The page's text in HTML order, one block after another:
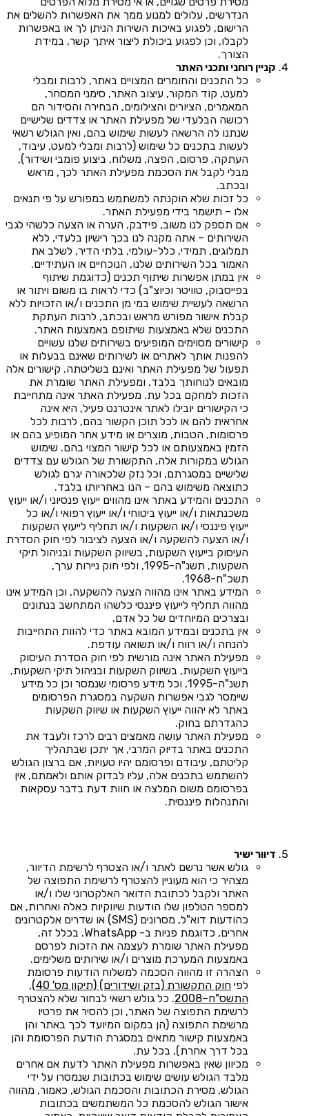
הנדרשים, עלולים למנוע ממך את האפשרות להשלים את
הרישום, לפגוע באיכות השירות הניתן לך או באפשרות
לקבלו, וכן לפגוע ביכולת ליצור איתך קשר, במידת
הצורך.
קניין רוחני ותכני האתר
כל התכנים והחומרים המצויים באתר, לרבות ומבלי
למעט, קוד המקור, עיצוב האתר, סימני המסחר,
המאמרים, הציורים והצילומים, הבחירה והסידור הם
רכושה הבלעדי של מפעילת האתר או צדדים שלישיים
שנתנו לה הרשאה לעשות שימוש בהם, ואין הגולש רשאי
לעשות בתכנים כל שימוש (לרבות ומבלי למעט, עיבוד,
העתקה, פרסום, הפצה, משלוח, ביצוע פומבי ושידור),
מבלי לקבל את הסכמת מפעילת האתר לכך, מראש
ובכתב.
כל זכות שלא הוקנתה למשתמש במפורש על פי תנאים
אלו – תישמר בידי מפעילת האתר.
אם תספק לנו משוב, פידבק, הערה או הצעה כלשהי לגבי
השירותים – אתה מקנה לנו בכך רישיון בלעדי, ללא
תמלוגים, תמידי, כלל-עולמי, בלתי הדיר, לשלב את
האמור בכל השירותים שלנו, הנוכחיים או העתידיים.
אין במתן אפשרות שיתוף תכנים (כדוגמת שיתוף
בפייסבוק, טוויטר וכיוצ"ב) כדי לראות בו משום ויתור או
הרשאה לעשיית שימוש במי מן התכנים ו/או הזכויות ללא
קבלת אישור מפורש מראש ובכתב, לרבות העתקת
התכנים שלא באמצעות שיתופם באמצעות האתר.
קישורים מסוימים המופיעים בשירותים שלנו עשויים
להפנות אותך לאתרים או לשירותים שאינם בבעלות או
תפעול של מפעילת האתר ואינם בשליטתה. קישורים אלה
מובאים לנוחותך בלבד, ומפעילת האתר שומרת את
הזכות למחקם בכל עת. מפעילת האתר אינה מתחייבת
כי הקישורים יובילו לאתר אינטרנט פעיל, היא אינה
אחראית להם או לכל תוכן הקשור בהם, לרבות לכל
פרסומות, הטבות, מוצרים או מידע אחר המופיע בהם או
הזמין באמצעותם או לכל קישור המצוי בהם. שימוש
הגולש במקורות אלה, התקשורת של הגולש עם צדדים
שלישיים במסגרתם, וכל נזק שלכאורה יגרם לגולש
כתוצאה משימוש בהם – הנו באחריותו בלבד.
התכנים והמידע באתר אינו מהווים ייעוץ פנסיוני ו/או ייעוץ
משכנתאות ו/או ייעוץ ביטוחי ו/או ייעוץ רפואי ו/או כל
ייעוץ פיננסי ו/או השקעות ו/או תחליף לייעוץ השקעות
ו/או הצעה להשקעה ו/או הצעה לציבור לפי חוק הסדרת
העיסוק בייעוץ השקעות, בשיווק השקעות ובניהול תיקי
השקעות, תשנ"ה-1995, ולפי חוק ניירות ערך,
תשכ"ח-1968.
המידע באתר אינו מהווה הצעה להשקעה, וכן המידע אינו
מהווה תחליף לייעוץ פיננסי כלשהו המתחשב בנתונים
ובצרכים המיוחדים של כל אדם.
אין בתכנים ובמידע המובא באתר כדי להוות התחייבות
להנחה ו/או רווח ו/או תשואה עודפת.
מפעילת האתר אינה מורשית לפי חוק הסדרת העיסוק
בייעוץ השקעות, בשיווק השקעות ובניהול תיקי השקעות,
תשנ"ה-1995, וכל מידע פרסומי שנמסר וכן כל מידע
שיימסר לגבי אפשרות השקעה במסגרת הפרסומים
באתר לא יהווה ייעוץ השקעות או שיווק השקעות
כהגדרתם בחוק.
מפעילת האתר עושה מאמצים רבים לרכז ולעבד את
התכנים באתר בדיוק המרבי, אך יתכן שבתהליך
קליטתם, עיבודם ופרסומם יהיו טעויות, אם ברצון הגולש
להשתמש בתכנים אלה, עליו לבדוק אותם ולאמתם, אין
בפרסומם משום המלצה או חוות דעת בדבר עסקאות
והתנהלות פיננסית.
דיוור ישיר
גולש אשר נרשם לאתר ו/או הצטרף לרשימת הדיוור,
מצהיר כי הוא מעוניין להצטרף לרשימת התפוצה של
האתר ולקבל לכתובת הדואר האלקטרוני שלו ו/או
למספר הטלפון שלו הודעות שיווקיות כאלה ואחרות, אם
כהודעות דוא"ל, מסרונים (SMS) או שדרים אלקטרונים
אחרים, כדוגמת פניות ב- WhatsApp. בכלל זה,
מפעילת האתר שומרת לעצמה את הזכות לפרסם
באמצעות המערכת מוצרים ו/או שירותים משלימים.
הצהרה זו מהווה הסכמה למשלוח הודעות פרסומת
לפי
חוק התקשורת (בזק ושידורים) (תיקון מס' 40),
התשס"ח–2008
. כל גולש רשאי לבחור שלא להצטרף
לרשימת התפוצה של האתר, וכן להסיר את פרטיו
מרשימת התפוצה (הן במקום המיועד לכך באתר והן
באמצעות קישור מתאים במסגרת הודעת הפרסומת והן
בכל דרך אחרת), בכל עת.
מכיוון שאין באפשרות מפעילת האתר לדעת אם אחרים
מלבד הגולש עושים שימוש בכתובות שנמסרו על ידי
הגולש, מסירת הכתובות והסכמת הגולש, כאמור, מהווה
אישור הגולש להסכמת כל המשתמשים בכתובות